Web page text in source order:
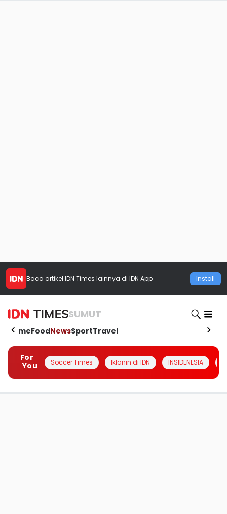
Baca artikel IDN Times lainnya di IDN App Install
SUMUT
HomeFoodNewsSportTravel
For
You
Soccer Times Iklanin di IDN INSIDENESIA